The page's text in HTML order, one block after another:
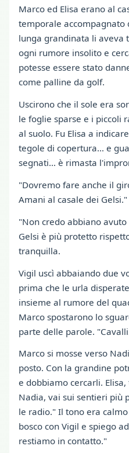
Marco ed Elisa erano al
temporale accompagnato
lunga grandinata li aveva
ogni rumore insolito e
potesse essere stato
come palline da golf.
Uscirono che il sole era
le foglie sparse e i piccoli
al suolo. Fu Elisa a
tegole di copertura… e
segnati… è rimasta
"Dovremo fare anche il
Amani al casale dei
"Non credo abbiano
Gelsi è più protetto
tranquilla.
Vigil uscì abbaiando due
prima che le urla
insieme al rumore del
Marco spostarono lo
parte delle parole.
Marco si mosse verso
posto. Con la grandine
e dobbiamo cercarli.
Nadia, vai sui sentieri più
le radio." Il tono era
bosco con Vigil e spiego
restiamo in contatto."